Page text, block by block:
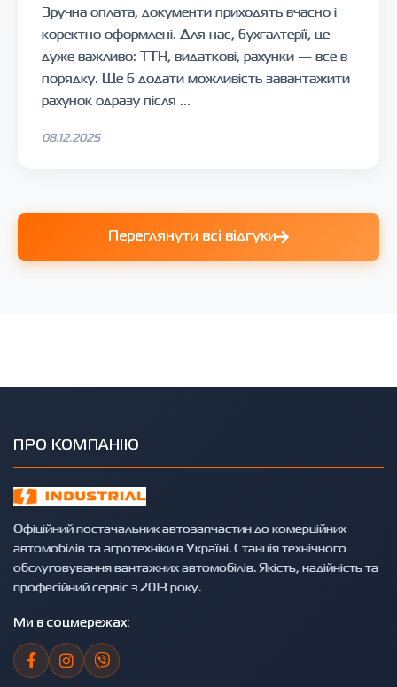
Зручна оплата, документи приходять вчасно і
коректно оформлені. Для нас, бухгалтерії, це
дуже важливо: ТТН, видаткові, рахунки — все в
порядку. Ще б додати можливість завантажити
рахунок одразу після ...
08.12.2025
Переглянути всі відгуки
ПРО КОМПАНІЮ
Офіційний постачальник автозапчастин до комерційних
автомобілів та агротехніки в Україні. Станція технічного
обслуговування вантажних автомобілів. Якість, надійність та
професійний сервіс з 2013 року.
Ми в соцмережах: